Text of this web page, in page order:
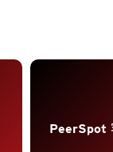
PeerSpot